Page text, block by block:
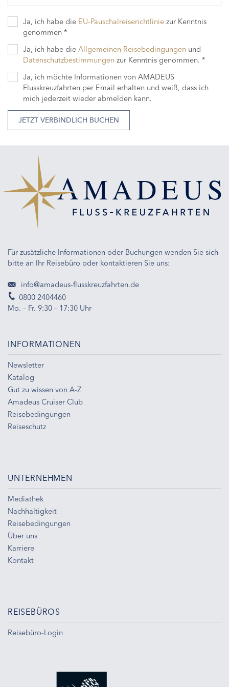
Ja, ich habe die EU-Pauschalreiserichtlinie zur Kenntnis
genommen *
Ja, ich habe die Allgemeinen Reisebedingungen und
Datenschutzbestimmungen zur Kenntnis genommen. *
Ja, ich möchte Informationen von AMADEUS
Flusskreuzfahrten per Email erhalten und weiß, dass ich
mich jederzeit wieder abmelden kann.
JETZT VERBINDLICH BUCHEN
Für zusätzliche Informationen oder Buchungen wenden Sie sich
bitte an Ihr Reisebüro oder kontaktieren Sie uns:
info@amadeus-flusskreuzfahrten.de
0800 2404460
Mo. – Fr. 9:30 – 17:30 Uhr
INFORMATIONEN
Newsletter
Katalog
Gut zu wissen von A-Z
Amadeus Cruiser Club
Reisebedingungen
Reiseschutz
UNTERNEHMEN
Mediathek
Nachhaltigkeit
Reisebedingungen
Über uns
Karriere
Kontakt
REISEBÜROS
Reisebüro-Login